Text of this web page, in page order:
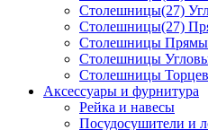
Столешницы(27)
Столешницы(27)
Столешницы
Столешницы
Столешницы
Аксессуары и фурнитура
Рейка и навесы
Посудосушители и